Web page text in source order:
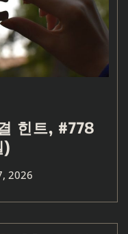
힌트, #778
)
2026